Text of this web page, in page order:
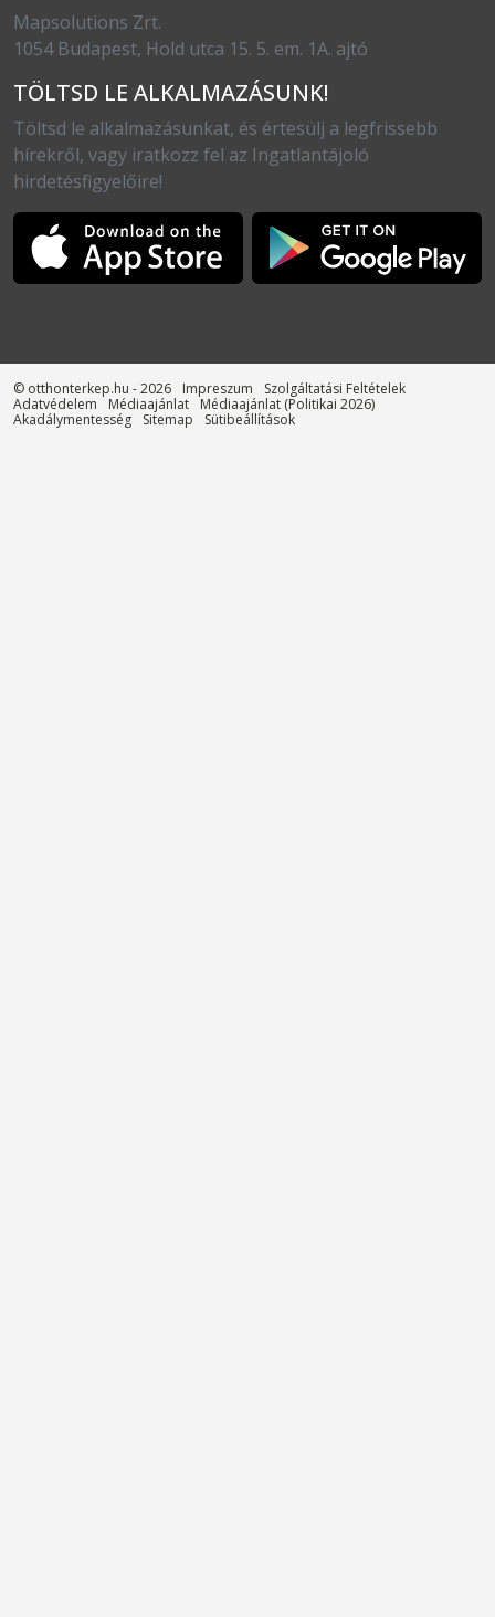
Mapsolutions Zrt.
1054 Budapest, Hold utca 15. 5. em. 1A. ajtó
TÖLTSD LE ALKALMAZÁSUNK!
Töltsd le alkalmazásunkat, és értesülj a legfrissebb
hírekről, vagy iratkozz fel az Ingatlantájoló
hirdetésfigyelőire!
© otthonterkep.hu - 2026 Impreszum
Szolgáltatási Feltételek
Adatvédelem
Médiaajánlat
Médiaajánlat (Politikai 2026)
Akadálymentesség
Sitemap Sütibeállítások